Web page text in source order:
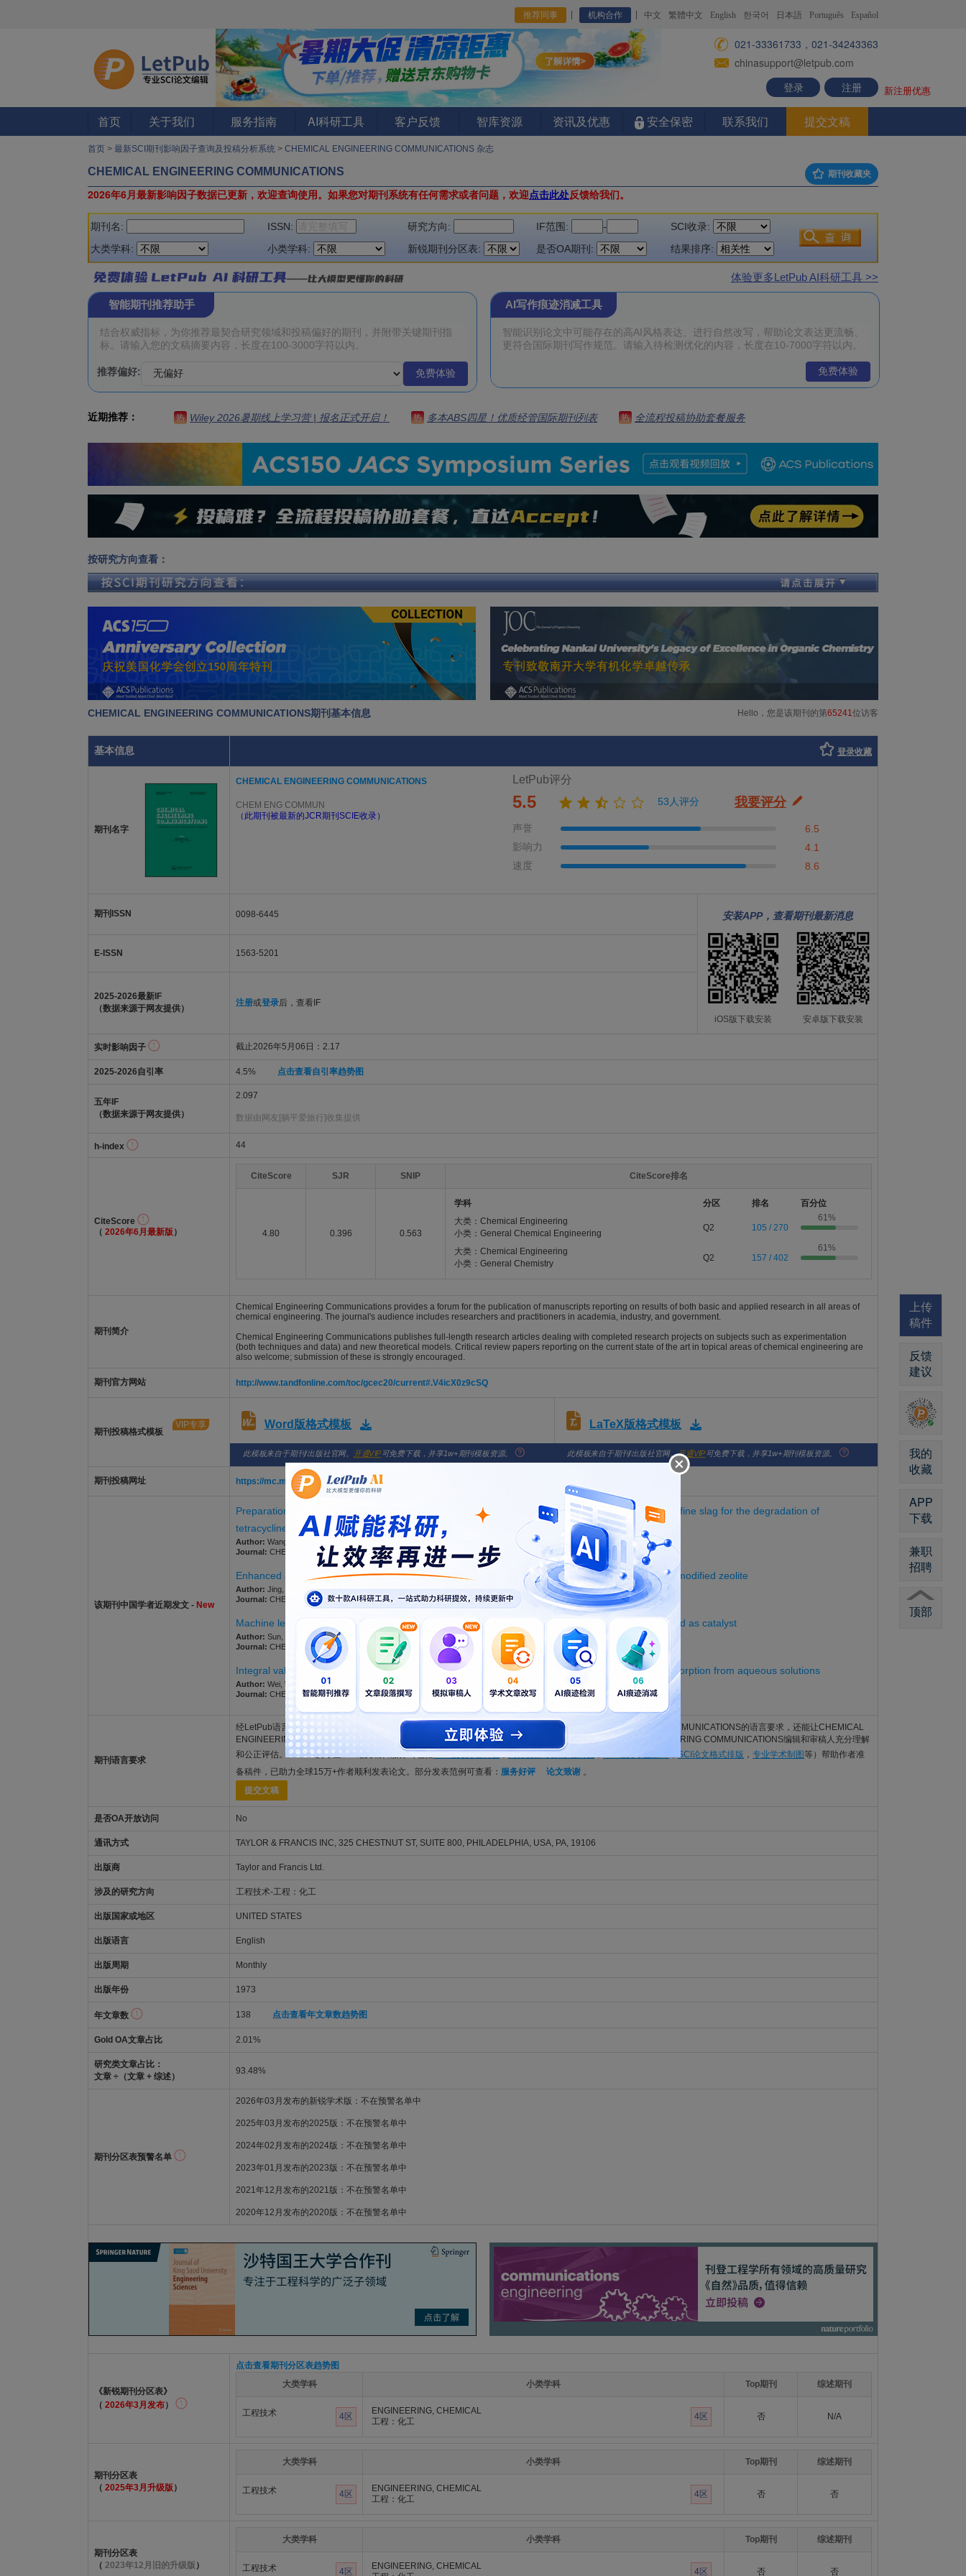
推荐同事 机构合作 中文 繁體中文 English 한국어 日本語 Português Español
021-33361733，021-34243363
chinasupport@letpub.com
登录
注册 新注册优惠
首页 关于我们 服务指南 AI科研工具 客户反馈 智库资源 资讯及优惠 安全保密 联系我们 提交文稿
首页 > 最新SCI期刊影响因子查询及投稿分析系统 > CHEMICAL ENGINEERING COMMUNICATIONS 杂志
CHEMICAL ENGINEERING COMMUNICATIONS 期刊收藏夹
2026年6月最新影响因子数据已更新，欢迎查询使用。 如果您对期刊系统有任何需求或者问题，欢迎点击此处反馈给我们。
期刊名: ISSN: 研究方向: IF范围: -
SCI收录:
大类学科:
小类学科: 新锐期刊分区表: 是否OA期刊: 结果排序:
体验更多LetPub AI科研工具 >>
智能期刊推荐助手
推荐偏好: 免费体验
AI写作痕迹消减工具
免费体验
近期推荐： 热 Wiley 2026暑期线上学习营 | 报名正式开启！ 热 多本ABS四星！优质经管国际期刊列表 热 全流程投稿协助套餐服务
按研究方向查看：
CHEMICAL ENGINEERING COMMUNICATIONS期刊基本信息 Hello，您是该期刊的第65241位访客
基本信息 登录收藏
期刊名字
CHEMICAL ENGINEERING COMMUNICATIONS
CHEM ENG COMMUN
（此期刊被最新的JCR期刊SCIE收录）
LetPub评分
5.5 53人评分 我要评分
声誉
6.5
影响力
4.1
速度
8.6
期刊ISSN 0098-6445 安装APP，查看期刊最新消息
iOS版下载安装 安卓版下载安装
E-ISSN 1563-5201
2025-2026最新IF
（数据来源于网友提供）
注册或登录后，查看IF
实时影响因子 截止2026年5月06日：2.17
2025-2026自引率 4.5% 点击查看自引率趋势图
五年IF
（数据来源于网友提供）
2.097
数据由网友[躺平爱旅行]收集提供
h-index 44
CiteScore
（ 2026年6月最新版 ）
CiteScore SJR SNIP CiteScore排名
4.80 0.396 0.563
学科 分区 排名
百分位
大类：Chemical Engineering
小类：General Chemical Engineering
Q2 105 / 270
61%
大类：Chemical Engineering
小类：General Chemistry
Q2 157 / 402
61%
期刊简介
Chemical Engineering Communications provides a forum for the publication of manuscripts reporting on results of both basic and applied research in all areas of
chemical engineering. The journal's audience includes researchers and practitioners in academia, industry, and government.
Chemical Engineering Communications publishes full-length research articles dealing with completed research projects on subjects such as experimentation
(both techniques and data) and new theoretical models. Critical review papers reporting on the current state of the art in topical areas of chemical engineering are
also welcome; submission of these is strongly encouraged.
期刊官方网站 http://www.tandfonline.com/toc/gcec20/current#.V4icX0z9cSQ
期刊投稿格式模板
VIP专享 Word版格式模板 LaTeX版格式模板
此模板来自于期刊/出版社官网。 开通VIP 可免费下载，并享1w+期刊模板资源。 此模板来自于期刊/出版社官网。开通VIP 可免费下载，并享1w+期刊模板资源。
期刊投稿网址 https://mc.manuscriptcentral.com/gcec
该期刊中国学者近期发文 - New
Preparation of silicon-based Fenton-like catalyst carriers based on decarbonized coal gasification fine slag for the degradation of
tetracycline hydrochloride
Author: Wang, Song; Liu, Zhihao; Yang, Ziyu; Zhang, Wenjun
Journal: CHEMICAL ENGINEERING COMMUNICATIONS. 2026; Vol. , Issue , pp. -. DOI: 10.1080/00986445.2026.2681860
Enhanced abatement of clarithromycin via hybrid adsorption and catalytic ozonation using cobalt-modified zeolite
Author: Jing, Liming; Bavianne, Wamegne Kenang Joelle; Ai, Shaung; Shi, Jiating; Tao, Jiayi
Journal: CHEMICAL ENGINEERING COMMUNICATIONS. 2026; Vol. , Issue , pp. -. DOI: 10.1080/00986445.2026.2681862
Machine learning-optimized methyl oleate production using synthesized [Lys][CF3SO3]2 ionic liquid as catalyst
Author: Sun, Xiaoxian; Hu, Yining; Zhou, Yingtong; Liu, Xin
Journal: CHEMICAL ENGINEERING COMMUNICATIONS. 2026; Vol. , Issue , pp. -. DOI: 10.1080/00986445.2026.2687001
Integral valorization of banana peel through pectin and biochar production for methylene blue adsorption from aqueous solutions
Author: Wei, Wei; Wang, Ganbin; Qin, Guotong
Journal: CHEMICAL ENGINEERING COMMUNICATIONS. 2026; Vol. , Issue , pp. -. DOI: 10.1080/00986445.2026.2657526
期刊语言要求
经LetPub语言功底雄厚的美籍native English speaker精心编辑的稿件，不仅能满足CHEMICAL ENGINEERING COMMUNICATIONS的语言要求，还能让CHEMICAL
ENGINEERING COMMUNICATIONS编辑和审稿人得到更好的审稿体验，让稿件最大限度地被CHEMICAL ENGINEERING COMMUNICATIONS编辑和审稿人充分理解
和公正评估。LetPub的专业SCI论文编辑服务（包括SCI论文英语润色，同行资深专家修改润色 SCI论文格式排版 ， 专业学术制图等）帮助作者准
备稿件，已助力全球15万+作者顺利发表论文。部分发表范例可查看： 服务好评 论文致谢 。
提交文稿
是否OA开放访问 No
通讯方式 TAYLOR & FRANCIS INC, 325 CHESTNUT ST, SUITE 800, PHILADELPHIA, USA, PA, 19106
出版商 Taylor and Francis Ltd.
涉及的研究方向 工程技术-工程：化工
出版国家或地区 UNITED STATES
出版语言 English
出版周期 Monthly
出版年份 1973
年文章数 138 点击查看年文章数趋势图
Gold OA文章占比 2.01%
研究类文章占比：
文章 ÷（文章 + 综述）
93.48%
期刊分区表预警名单
2026年03月发布的新锐学术版：不在预警名单中
2025年03月发布的2025版：不在预警名单中
2024年02月发布的2024版：不在预警名单中
2023年01月发布的2023版：不在预警名单中
2021年12月发布的2021版：不在预警名单中
2020年12月发布的2020版：不在预警名单中
《新锐期刊分区表》
（ 2026年3月发布）
点击查看期刊分区表趋势图
大类学科
小类学科 Top期刊 综述期刊
工程技术 4区
ENGINEERING, CHEMICAL
工程：化工
4区 否 N/A
期刊分区表
（ 2025年3月升级版 ）
大类学科 小类学科 Top期刊 综述期刊
工程技术 4区
ENGINEERING, CHEMICAL
工程：化工
4区 否 否
期刊分区表
（ 2023年12月旧的升级版 ）
大类学科 小类学科 Top期刊 综述期刊
工程技术 4区
ENGINEERING, CHEMICAL
4区 否 否
上传
稿件
反馈
建议
我的
收藏
APP
下载
兼职
招聘
顶部